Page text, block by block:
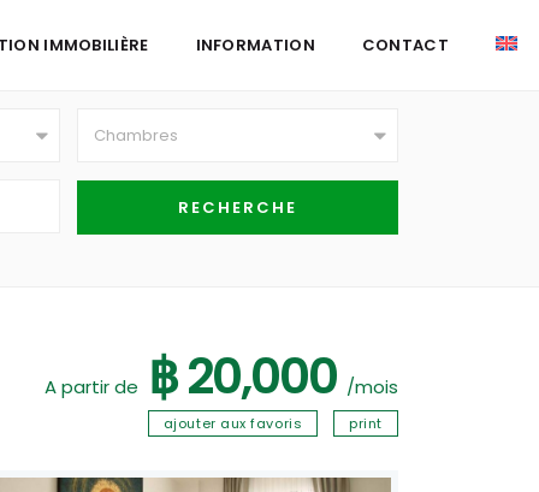
IMMOBILIÈRE INFORMATION CONTACT
Chambres
A partir de ฿ 20,000 /mois
ajouter aux favoris print